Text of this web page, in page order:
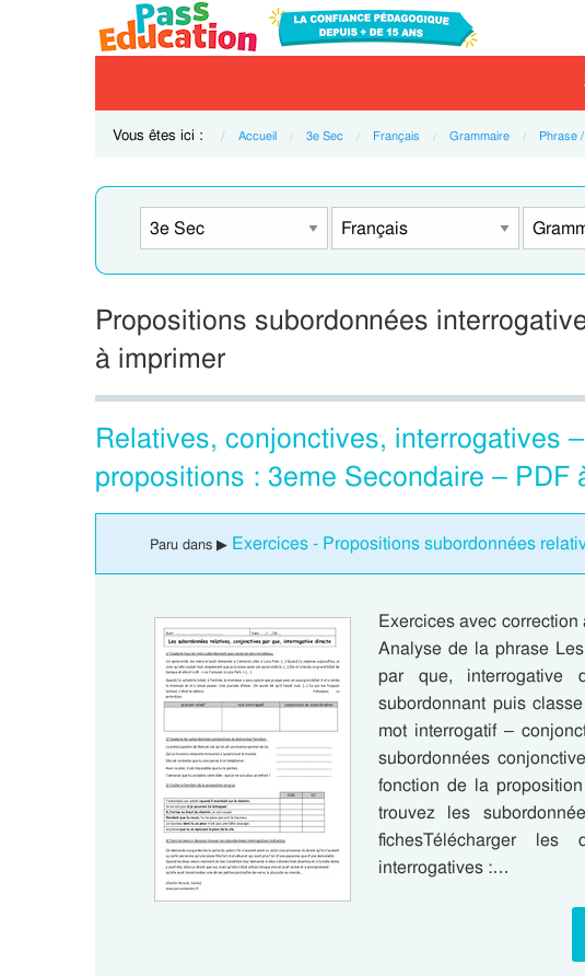
Vous êtes ici : Accueil 3e Sec Français Grammaire Phrase
Propositions subordonnées
à imprimer
Relatives, conjonctives, interrogatives
propositions : 3eme Secondaire – PDF
Paru dans ▶ Exercices - Propositions subordonnées
Exercices avec
Analyse de la phrase
par que, interrogative
subordonnant puis
mot interrogatif –
subordonnées
fonction de la
trouvez les
fichesTélécharger les
interrogatives :…